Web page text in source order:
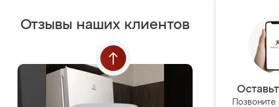
Отзывы наших клиентов